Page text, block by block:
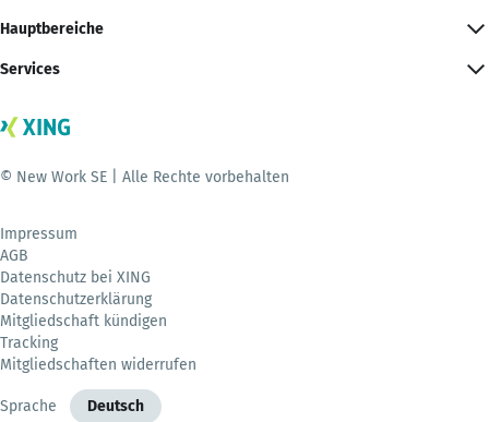
Hauptbereiche
Services
© New Work SE | Alle Rechte vorbehalten
Impressum
AGB
Datenschutz bei XING
Datenschutzerklärung
Mitgliedschaft kündigen
Tracking
Mitgliedschaften widerrufen
Sprache Deutsch